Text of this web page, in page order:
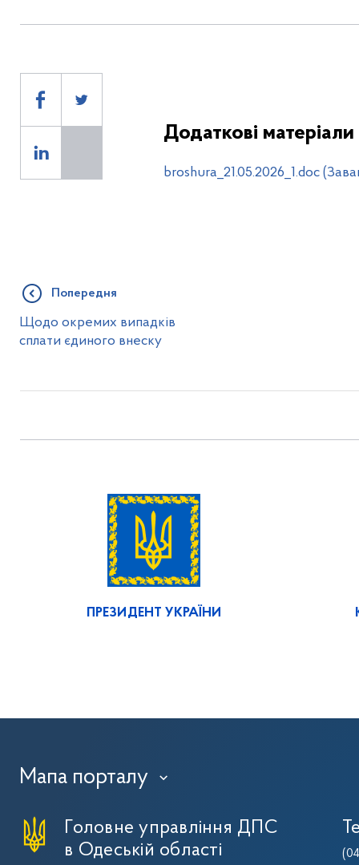
Додаткові матеріали
broshura_21.05.2026_1.doc
Попередня
Щодо окремих випадків
сплати єдиного внеску
ПРЕЗИДЕНТ УКРАЇНИ
Мапа порталу ›
Головне управління ДПС
в Одеській області